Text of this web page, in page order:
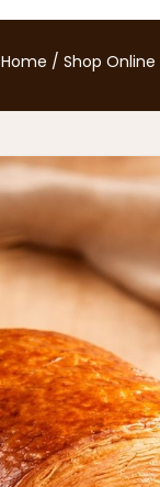
Home / Shop Online